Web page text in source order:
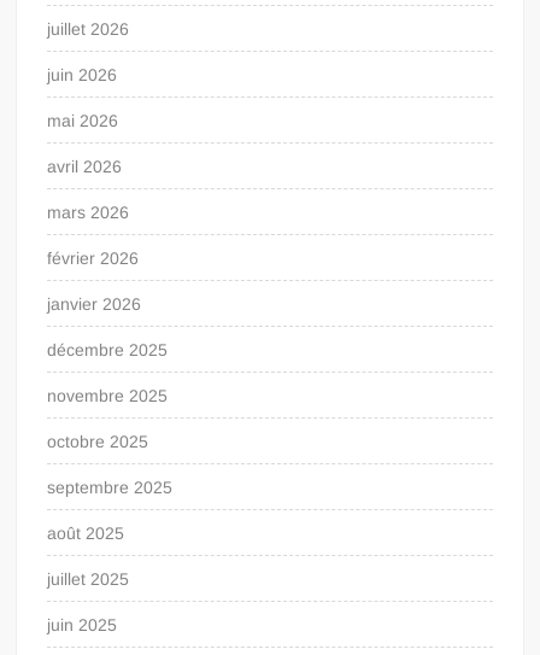
juillet 2026
juin 2026
mai 2026
avril 2026
mars 2026
février 2026
janvier 2026
décembre 2025
novembre 2025
octobre 2025
septembre 2025
août 2025
juillet 2025
juin 2025